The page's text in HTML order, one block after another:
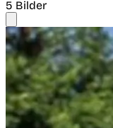
5 Bilder